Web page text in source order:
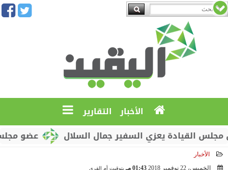
الأخبار التقارير
عضو مجلس
يعزي السفير جمال السلال
الأخبار
الخميس، 22 نوفمبر 2018
01:43 مـ بتوقيت أم القرى